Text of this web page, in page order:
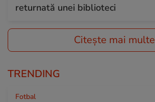
returnată unei biblioteci
Citește mai multe
TRENDING
Fotbal